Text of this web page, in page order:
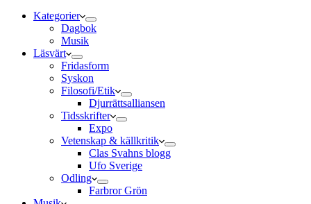
Kategorier
Dagbok
Musik
Läsvärt
Fridasform
Syskon
Filosofi/Etik
Djurrättsalliansen
Tidsskrifter
Expo
Vetenskap & källkritik
Clas Svahns blogg
Ufo Sverige
Odling
Farbror Grön